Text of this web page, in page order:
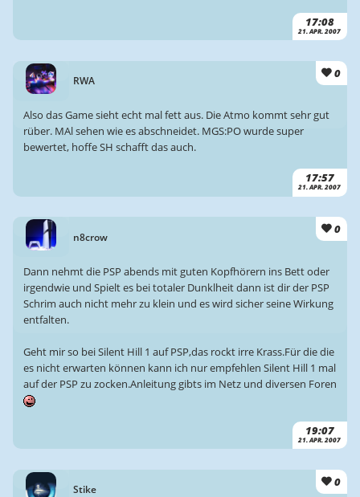
17:08
21. APR. 2007
RWA
0
17:57
21. APR. 2007
Also das Game sieht echt mal fett aus. Die Atmo kommt sehr gut
rüber. MAl sehen wie es abschneidet. MGS:PO wurde super
bewertet, hoffe SH schafft das auch.
n8crow
0
19:07
21. APR. 2007
Dann nehmt die PSP abends mit guten Kopfhörern ins Bett oder
irgendwie und Spielt es bei totaler Dunklheit dann ist dir der PSP
Schrim auch nicht mehr zu klein und es wird sicher seine Wirkung
entfalten.
Geht mir so bei Silent Hill 1 auf PSP,das rockt irre Krass.Für die die
es nicht erwarten können kann ich nur empfehlen Silent Hill 1 mal
auf der PSP zu zocken.Anleitung gibts im Netz und diversen Foren
Stike
0